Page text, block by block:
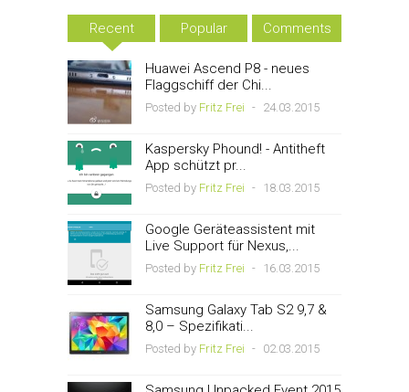
Recent Popular Comments
Huawei Ascend P8 - neues
Flaggschiff der Chi...
Posted by Fritz Frei - 24.03.2015
Kaspersky Phound! - Antitheft
App schützt pr...
Posted by Fritz Frei - 18.03.2015
Google Geräteassistent mit
Live Support für Nexus,...
Posted by Fritz Frei - 16.03.2015
Samsung Galaxy Tab S2 9,7 &
8,0 – Spezifikati...
Posted by Fritz Frei - 02.03.2015